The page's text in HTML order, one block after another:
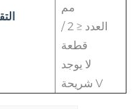
مم
العدد ≤ 2 /
قطعة
لا يوجد
شريحة V